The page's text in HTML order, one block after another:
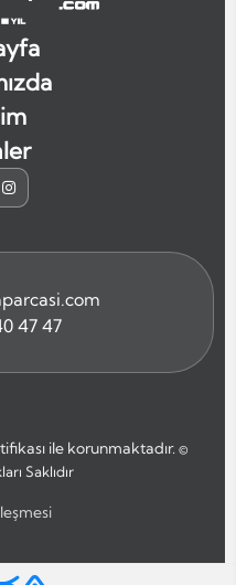
47 47
ile korunmaktadır.©
Saklıdır